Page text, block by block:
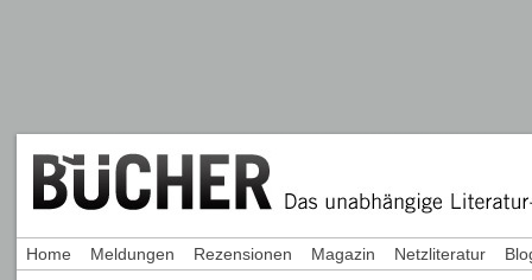
Home Meldungen Rezensionen Magazin Netzliteratur